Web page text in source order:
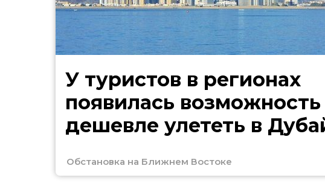
У туристов в регионах
появилась возможность
дешевле улететь в
Обстановка на Ближнем Востоке